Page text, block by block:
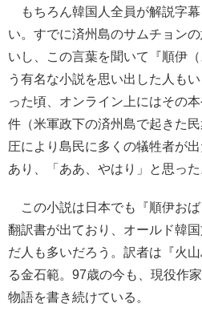
もちろん韓国人全員が解説字
い。すでに済州島のサムチョン
いし、この言葉を聞いて『順伊
う有名な小説を思い出した人も
った頃、オンライン上にはその
件（米軍政下の済州島で起きた
圧により島民に多くの犠牲者が
あり、「ああ、やはり」と思った
この小説は日本でも『順伊お
翻訳書が出ており、オールド韓
だ人も多いだろう。訳者は『火
る金石範。97歳の今も、現役作
物語を書き続けている。